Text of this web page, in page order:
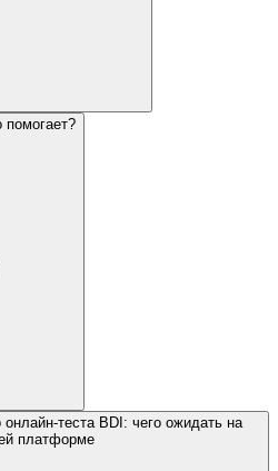
помогает?
теста BDI: чего ожидать на
платформе